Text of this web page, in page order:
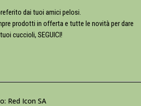
dai tuoi amici pelosi.
prodotti in offerta e tutte le novità per dare
cuccioli, SEGUICI!
Red Icon SA